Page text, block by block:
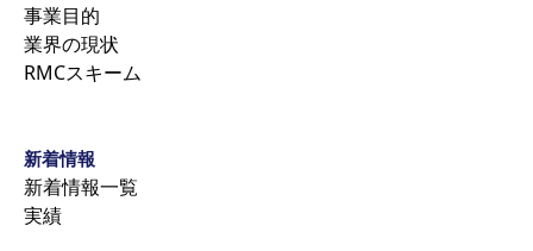
事業目的
業界の現状
RMCスキーム
新着情報
新着情報一覧
実績